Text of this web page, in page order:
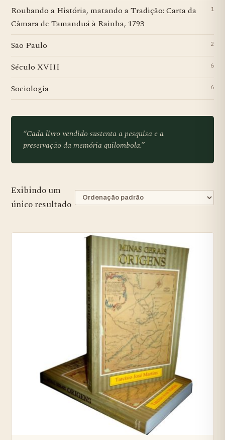
Roubando a História, matando a Tradição: Carta da
Câmara de Tamanduá à Rainha, 1793
1
São Paulo 2
Século XVIII 6
Sociologia 6
“Cada livro vendido sustenta a pesquisa e a
preservação da memória quilombola.”
Exibindo um
único resultado